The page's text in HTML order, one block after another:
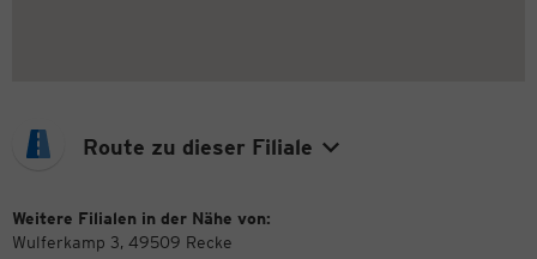
Route zu dieser Filiale
Weitere Filialen in der Nähe von:
Wulferkamp 3, 49509 Recke